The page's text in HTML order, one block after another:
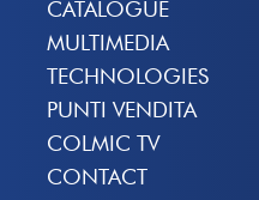
CATALOGUE
MULTIMEDIA
TECHNOLOGIES
PUNTI VENDITA
COLMIC TV
CONTACT